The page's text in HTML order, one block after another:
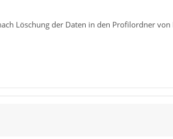
Löschung der Daten in den Profilordner von